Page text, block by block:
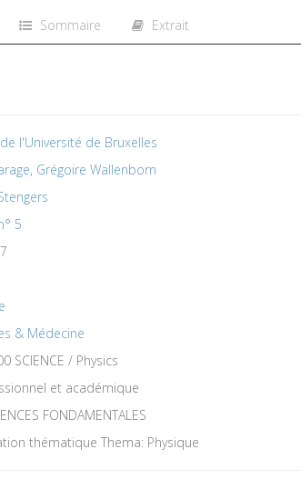
Sommaire Extrait
l'Université de Bruxelles
, Grégoire Wallenborn
5
& Médecine
SCIENCE / Physics
et académique
FONDAMENTALES
thématique Thema: Physique